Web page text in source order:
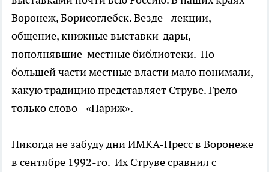
Воронеж, Борисоглебск. Везде - лекции,
общение, книжные выставки-дары,
пополнявшие местные библиотеки. По
большей части местные власти мало понимали,
какую традицию представляет Струве. Грело
только слово - «Париж».
Никогда не забуду дни ИМКА-Пресс в Воронеже
в сентябре 1992-го. Их Струве сравнил с